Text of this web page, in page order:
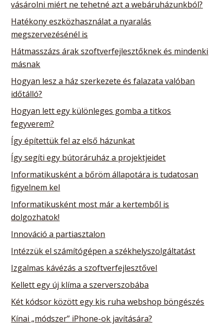
vásárolni miért ne tehetné azt a webáruházunkból?
Hatékony eszközhasználat a nyaralás
megszervezésénél is
Hátmasszázs árak szoftverfejlesztőknek és mindenki
másnak
Hogyan lesz a ház szerkezete és falazata valóban
időtálló?
Hogyan lett egy különleges gomba a titkos
fegyverem?
Így építettük fel az első házunkat
Így segíti egy bútoráruház a projektjeidet
Informatikusként a bőröm állapotára is tudatosan
figyelnem kel
Informatikusként most már a kertemből is
dolgozhatok!
Innováció a partiasztalon
Intézzük el számítógépen a székhelyszolgáltatást
Izgalmas kávézás a szoftverfejlesztővel
Kellett egy új klíma a szerverszobába
Két kódsor között egy kis ruha webshop böngészés
Kínai „módszer” iPhone-ok javítására?